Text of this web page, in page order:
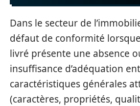
Dans le secteur de
défaut de conformité
livré présente une absence
insuffisance d’adéquation
caractéristiques générales
(caractères, propriétés,